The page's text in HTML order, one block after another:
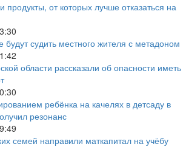
продукты, от которых лучше отказаться на
судить местного жителя с метадоном
области рассказали об опасности иметь
ребёнка на качелях в детсаду в
резонанс
семей направили маткапитал на учёбу